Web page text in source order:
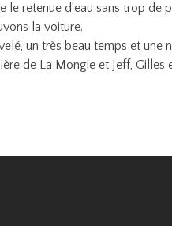
le retenue d’eau sans trop de
la voiture.
un très beau temps et une
de La Mongie et Jeff,